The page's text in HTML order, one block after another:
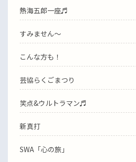
熱海五郎一座♬
すみません〜
こんな方も！
芸協らくごまつり
笑点&ウルトラマン♬
新真打
SWA「心の旅」